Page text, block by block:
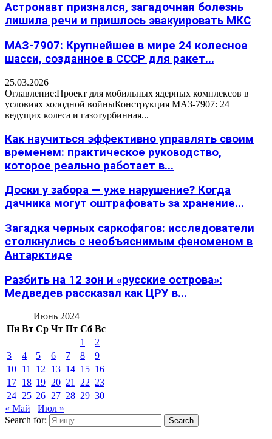
Астронавт признался, загадочная болезнь
лишила речи и пришлось эвакуировать МКС
МАЗ-7907: Крупнейшее в мире 24 колесное
шасси, созданное в СССР для ракет...
25.03.2026
Оглавление:Проект для мобильных ядерных комплексов в
условиях холодной войныКонструкция МАЗ-7907: 24
ведущих колеса и газотурбинная...
Как научиться эффективно управлять своим
временем: практическое руководство,
которое реально работает в...
Доски у забора — уже нарушение? Когда
дачника могут оштрафовать за хранение...
Загадка черных саркофагов: исследователи
столкнулись с необъяснимым феноменом в
Антарктиде
Разбить на 12 зон и «русские острова»:
Медведев рассказал как ЦРУ в...
Июнь 2024
Пн Вт Ср Чт Пт Сб Вс
1
2
3
4 5 6 7 8
9
10 11 12 13 14 15 16
17 18 19 20 21 22 23
24 25 26 27 28 29 30
« Май
Июл »
Search for:
Search